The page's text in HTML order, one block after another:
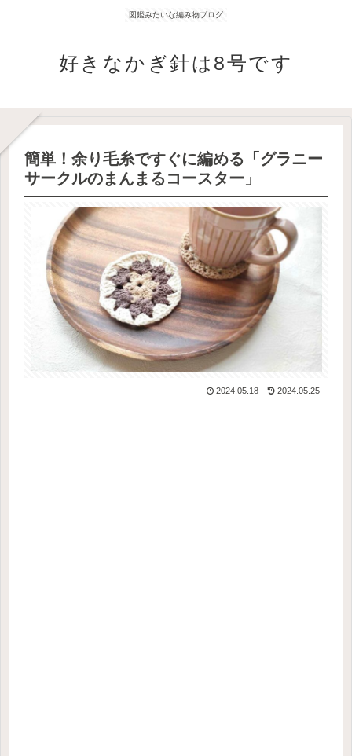
図鑑みたいな編み物ブログ
好きなかぎ針は8号です
簡単！余り毛糸ですぐに編める「グラニー
サークルのまんまるコースター」
2024.05.18 2024.05.25